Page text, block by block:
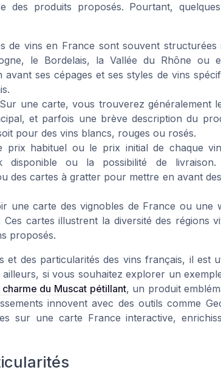
des produits proposés. Pourtant,
de vins en France sont souvent structurées
le Bordelais, la Vallée du Rhône ou
ses cépages et ses styles de vins
une carte, vous trouverez généralement
et parfois une brève description du
pour des vins blancs, rouges ou rosés.
prix habituel ou le prix initial de chaque
disponible ou la possibilité de livraison.
des cartes à gratter pour mettre en avant
une carte des vignobles de France ou une
cartes illustrent la diversité des régions
proposés.
des particularités des vins français, il est
si vous souhaitez explorer un
charme du Muscat pétillant, un produit
innovent avec des outils comme
sur une carte France interactive,